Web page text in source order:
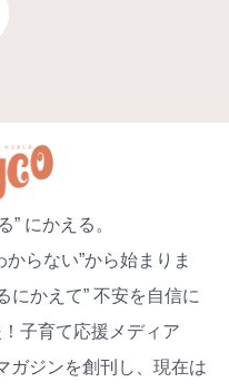
” にかえる。
らない”から始まりま
にかえて” 不安を自信に
子育て応援メディア
ジンを創刊し、現在は